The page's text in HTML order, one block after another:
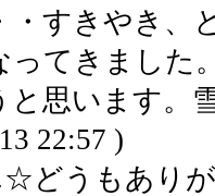
・すきやき、
ってきました
と思います。
22:57 )
どうもあり